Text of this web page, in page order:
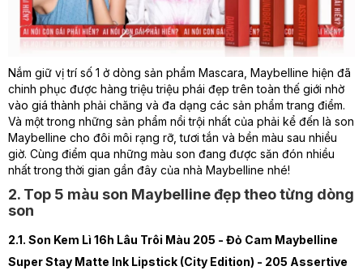
Nắm giữ vị trí số 1 ở dòng sản phẩm Mascara, Maybelline hiện đã
chinh phục được hàng triệu triệu phái đẹp trên toàn thế giới nhờ
vào giá thành phải chăng và đa dạng các sản phẩm trang điểm.
Và một trong những sản phẩm nổi trội nhất của phải kể đến là son
Maybelline cho đôi môi rạng rỡ, tươi tắn và bền màu sau nhiều
giờ. Cùng điểm qua những màu son đang được săn đón nhiều
nhất trong thời gian gần đây của nhà Maybelline nhé!
2. Top 5 màu son Maybelline đẹp theo từng dòng
son
2.1. Son Kem Lì 16h Lâu Trôi Màu 205 - Đỏ Cam Maybelline
Super Stay Matte Ink Lipstick (City Edition) - 205 Assertive